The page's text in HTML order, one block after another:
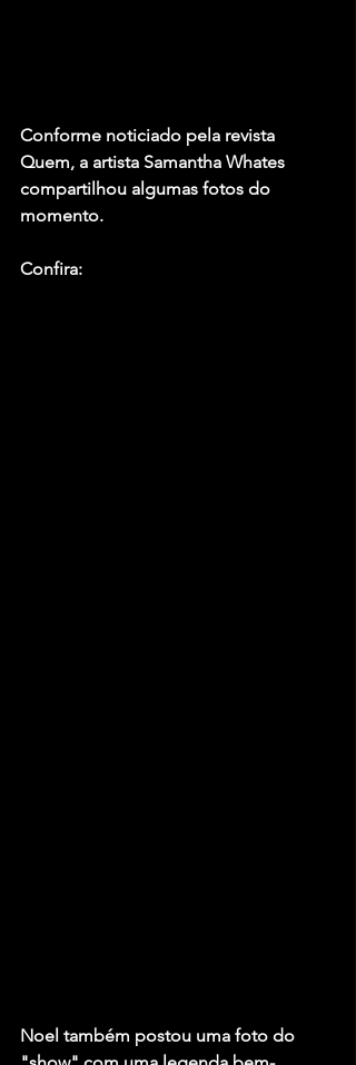
Conforme noticiado pela revista
Quem, a artista Samantha Whates
compartilhou algumas fotos do
momento.
Confira:
Noel também postou uma foto do